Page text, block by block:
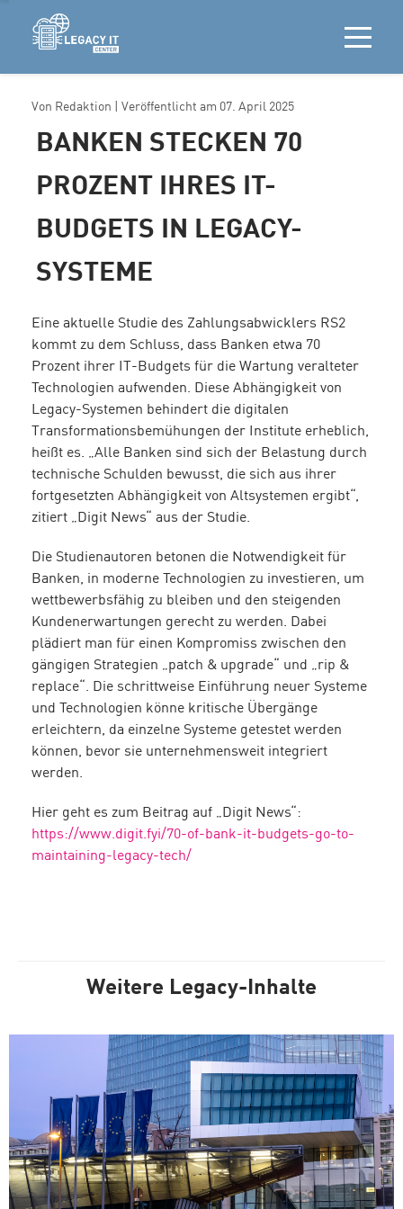
Von Redaktion | Veröffentlicht am 07. April 2025
BANKEN STECKEN 70
PROZENT IHRES IT-
BUDGETS IN LEGACY-
SYSTEME
Eine aktuelle Studie des Zahlungsabwicklers RS2
kommt zu dem Schluss, dass Banken etwa 70
Prozent ihrer IT-Budgets für die Wartung veralteter
Technologien aufwenden. Diese Abhängigkeit von
Legacy-Systemen behindert die digitalen
Transformationsbemühungen der Institute erheblich,
heißt es. „Alle Banken sind sich der Belastung durch
technische Schulden bewusst, die sich aus ihrer
fortgesetzten Abhängigkeit von Altsystemen ergibt“,
zitiert „Digit News“ aus der Studie.
Die Studienautoren betonen die Notwendigkeit für
Banken, in moderne Technologien zu investieren, um
wettbewerbsfähig zu bleiben und den steigenden
Kundenerwartungen gerecht zu werden. Dabei
plädiert man für einen Kompromiss zwischen den
gängigen Strategien „patch & upgrade“ und „rip &
replace“. Die schrittweise Einführung neuer Systeme
und Technologien könne kritische Übergänge
erleichtern, da einzelne Systeme getestet werden
können, bevor sie unternehmensweit integriert
werden.
Hier geht es zum Beitrag auf „Digit News“:
https://www.digit.fyi/70-of-bank-it-budgets-go-to-
maintaining-legacy-tech/
Weitere Legacy-Inhalte